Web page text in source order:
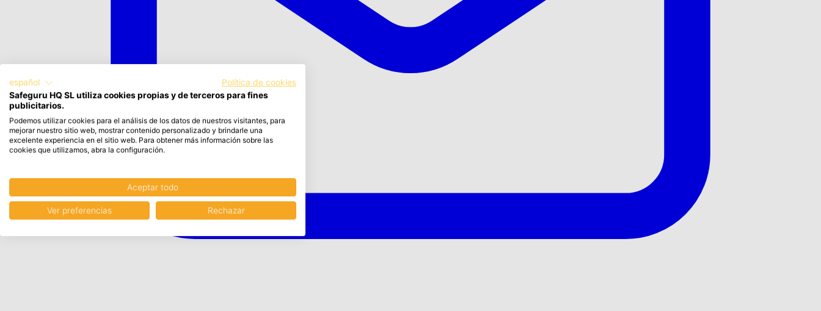
español
Política de cookies
Safeguru HQ SL utiliza cookies propias y de terceros para fines
publicitarios.
Podemos utilizar cookies para el análisis de los datos de nuestros visitantes, para
mejorar nuestro sitio web, mostrar contenido personalizado y brindarle una
excelente experiencia en el sitio web. Para obtener más información sobre las
cookies que utilizamos, abra la configuración.
Aceptar todo
Ver preferencias Rechazar